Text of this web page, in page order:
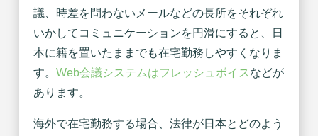
議、時差を問わないメールなどの長所をそれぞれ
いかしてコミュニケーションを円滑にすると、日
本に籍を置いたままでも在宅勤務しやすくなりま
す。 Web会議システムはフレッシュボイス などが
あります。
海外で在宅勤務する場合、法律が日本とどのよう